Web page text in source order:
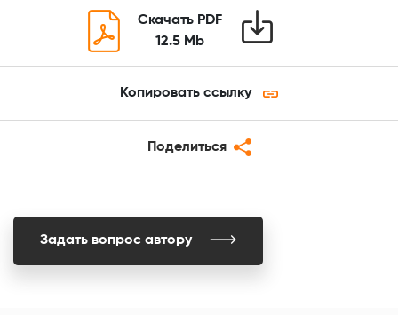
Скачать PDF
12.5 Mb
Копировать ссылку
Поделиться
Задать вопрос автору